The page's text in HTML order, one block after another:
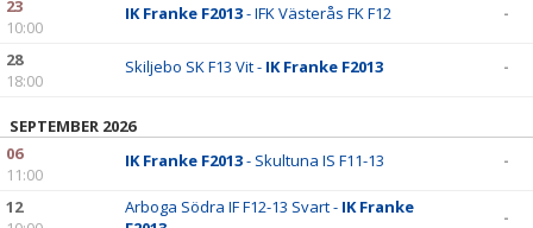
23
10:00
IK Franke F2013- IFK Västerås FK F12 -
28
18:00
Skiljebo SK F13 Vit - IK Franke F2013 -
SEPTEMBER 2026
06
11:00
IK Franke F2013- Skultuna IS F11-13 -
12
Arboga Södra IF F12-13 Svart - IK Franke
-